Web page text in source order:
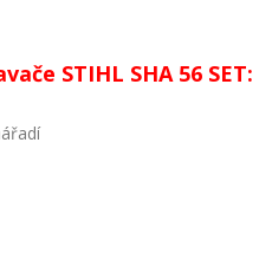
STIHL SHA 56 SET: